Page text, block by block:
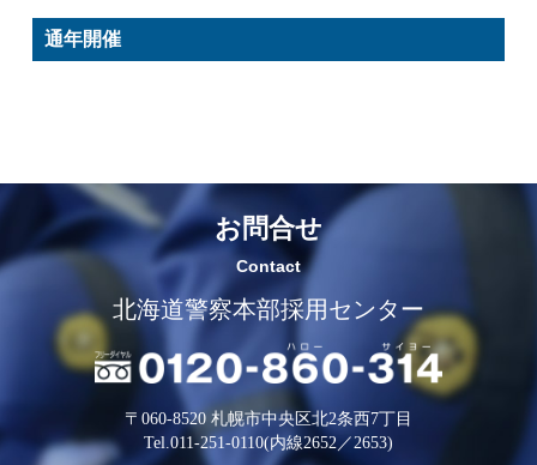
通年開催
お問合せ
Contact
北海道警察本部採用センター
〒060-8520 札幌市中央区北2条西7丁目
Tel.011-251-0110(内線2652／2653)